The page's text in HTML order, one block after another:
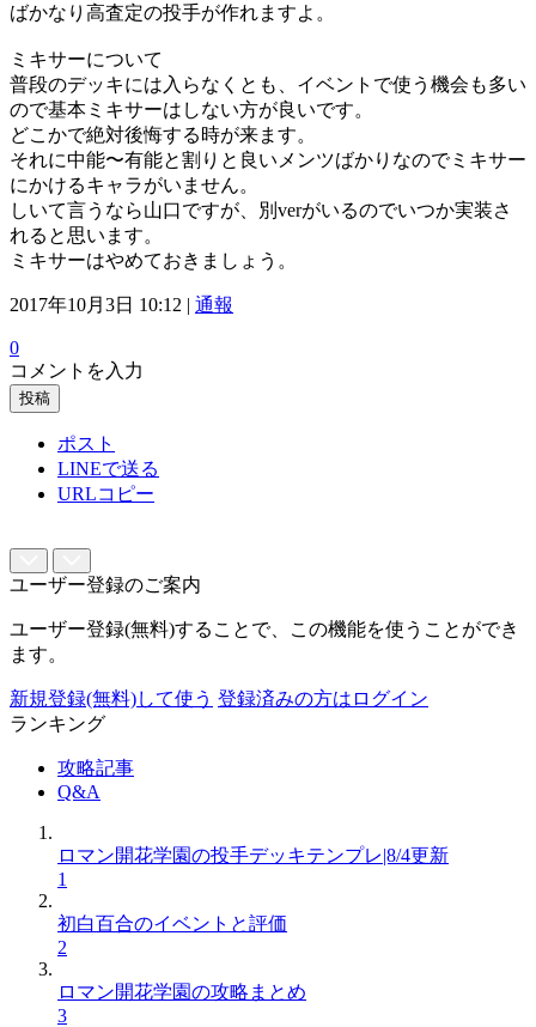
ばかなり高査定の投手が作れますよ。
ミキサーについて
普段のデッキには入らなくとも、イベントで使う機会も多い
ので基本ミキサーはしない方が良いです。
どこかで絶対後悔する時が来ます。
それに中能〜有能と割りと良いメンツばかりなのでミキサー
にかけるキャラがいません。
しいて言うなら山口ですが、別verがいるのでいつか実装さ
れると思います。
ミキサーはやめておきましょう。
2017年10月3日 10:12 | 通報
0
コメントを入力
投稿
ポスト
LINEで送る
URLコピー
ユーザー登録のご案内
ユーザー登録(無料)することで、この機能を使うことができ
ます。
新規登録(無料)して使う 登録済みの方はログイン
ランキング
攻略記事
Q&A
ロマン開花学園の投手デッキテンプレ|8/4更新
1
初白百合のイベントと評価
2
ロマン開花学園の攻略まとめ
3